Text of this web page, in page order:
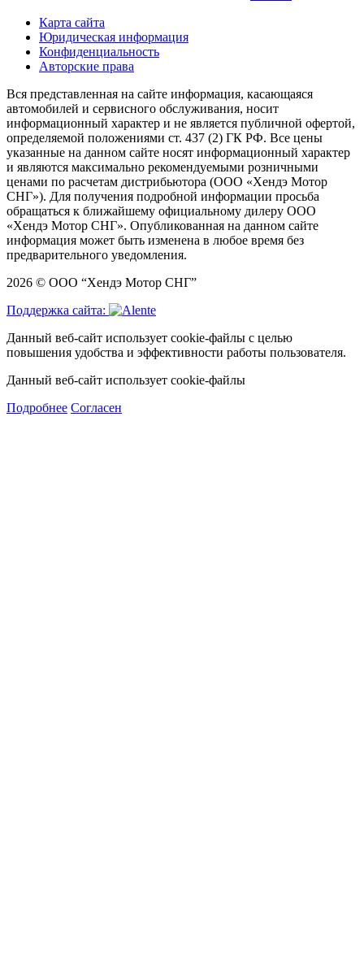
Карта сайта
Юридическая информация
Конфиденциальность
Авторские права
Вся представленная на сайте информация, касающаяся
автомобилей и сервисного обслуживания, носит
информационный характер и не является публичной офертой,
определяемой положениями ст. 437 (2) ГК РФ. Все цены
указанные на данном сайте носят информационный характер
и являются максимально рекомендуемыми розничными
ценами по расчетам дистрибьютора (ООО «Хендэ Мотор
СНГ»). Для получения подробной информации просьба
обращаться к ближайшему официальному дилеру ООО
«Хендэ Мотор СНГ». Опубликованная на данном сайте
информация может быть изменена в любое время без
предварительного уведомления.
2026 © ООО “Хендэ Мотор СНГ”
Поддержка сайта:
Данный веб-сайт использует cookie-файлы с целью
повышения удобства и эффективности работы пользователя.
Данный веб-сайт использует cookie-файлы
Подробнее Согласен